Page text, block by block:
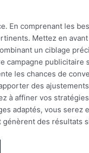
En comprenant les
Mettez en
un ciblage
campagne publicitaire
les chances de
des
à affiner vos
adaptés, vous serez
des résultats